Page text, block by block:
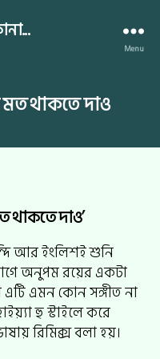
Menu
থাকতে দাও
দাও’
আর ইংলিশই শুনি
অনুপম রয়ের একটা
এমন কোন সঙ্গীত না
হু স্টাইলে করে
রিমিক্স বলা হয়।